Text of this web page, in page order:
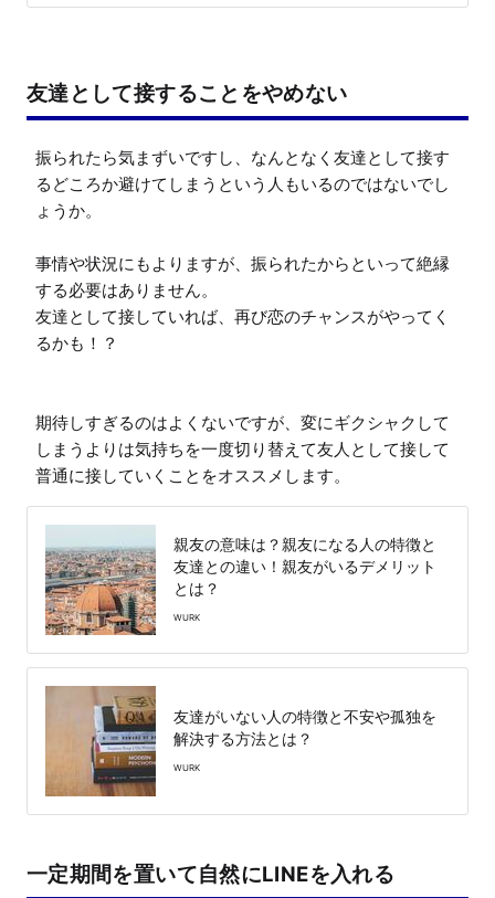
友達として接することをやめない
振られたら気まずいですし、なんとなく友達として接す
るどころか避けてしまうという人もいるのではないでし
ょうか。
事情や状況にもよりますが、振られたからといって絶縁
する必要はありません。
友達として接していれば、再び恋のチャンスがやってく
るかも！？
期待しすぎるのはよくないですが、変にギクシャクして
しまうよりは気持ちを一度切り替えて友人として接して
普通に接していくことをオススメします。
親友の意味は？親友になる人の特徴と
友達との違い！親友がいるデメリット
とは？
WURK
友達がいない人の特徴と不安や孤独を
解決する方法とは？
WURK
一定期間を置いて自然にLINEを入れる